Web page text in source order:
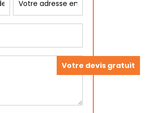
Votre devis gratuit